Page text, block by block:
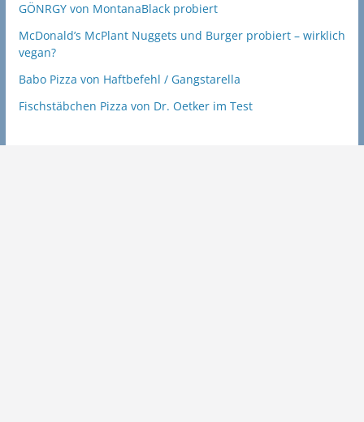
GÖNRGY von MontanaBlack probiert
McDonald’s McPlant Nuggets und Burger probiert – wirklich
vegan?
Babo Pizza von Haftbefehl / Gangstarella
Fischstäbchen Pizza von Dr. Oetker im Test